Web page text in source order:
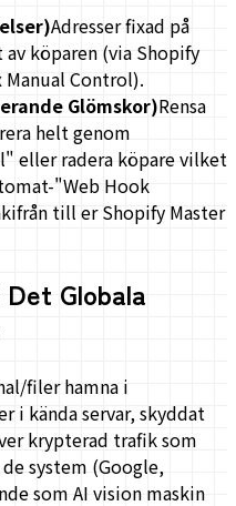
Adresser fixad på
köparen (via Shopify
Manual Control).
Glömskor)Rensa
helt genom
eller radera köpare vilket
"Web Hook
till er Shopify Master
Globala
filer hamna i
i kända servar, skyddat
krypterad trafik som
system (Google,
som AI vision maskin